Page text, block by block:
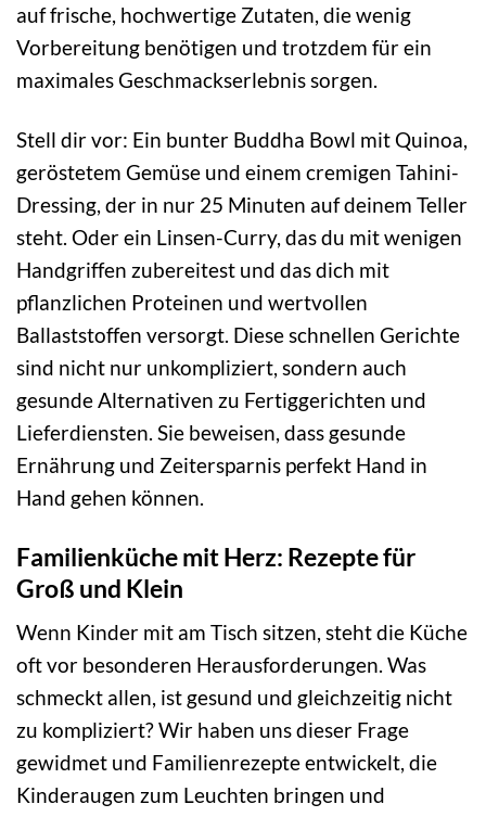
auf frische, hochwertige Zutaten, die wenig
Vorbereitung benötigen und trotzdem für ein
maximales Geschmackserlebnis sorgen.
Stell dir vor: Ein bunter Buddha Bowl mit Quinoa,
geröstetem Gemüse und einem cremigen Tahini-
Dressing, der in nur 25 Minuten auf deinem Teller
steht. Oder ein Linsen-Curry, das du mit wenigen
Handgriffen zubereitest und das dich mit
pflanzlichen Proteinen und wertvollen
Ballaststoffen versorgt. Diese schnellen Gerichte
sind nicht nur unkompliziert, sondern auch
gesunde Alternativen zu Fertiggerichten und
Lieferdiensten. Sie beweisen, dass gesunde
Ernährung und Zeitersparnis perfekt Hand in
Hand gehen können.
Familienküche mit Herz: Rezepte für
Groß und Klein
Wenn Kinder mit am Tisch sitzen, steht die Küche
oft vor besonderen Herausforderungen. Was
schmeckt allen, ist gesund und gleichzeitig nicht
zu kompliziert? Wir haben uns dieser Frage
gewidmet und Familienrezepte entwickelt, die
Kinderaugen zum Leuchten bringen und